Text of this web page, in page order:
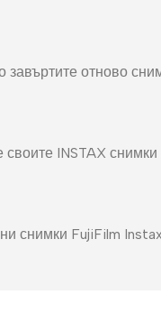
отново
INSTAX
снимки FujiFilm Instax